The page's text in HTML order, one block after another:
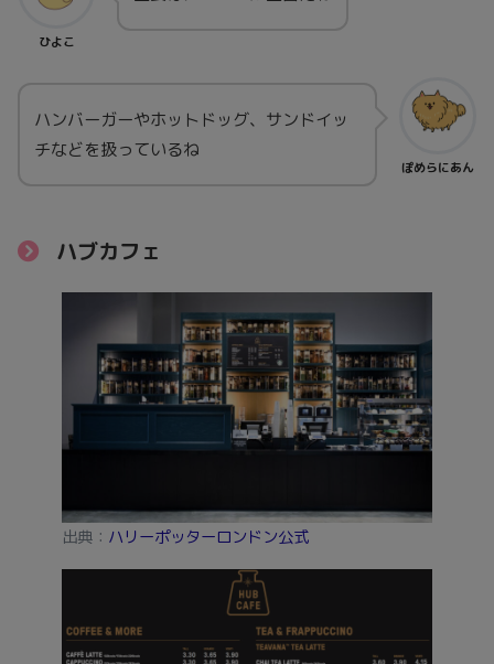
ひよこ
ぽめらにあん
ハンバーガーやホットドッグ、サンドイッ
チなどを扱っているね
ハブカフェ
出典： ハリーポッターロンドン公式